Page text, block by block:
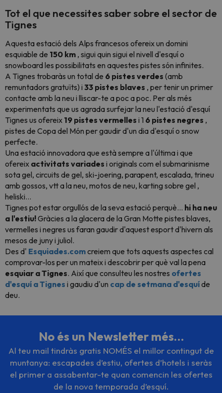
Tot el que necessites saber sobre el sector de
Tignes
Aquesta estació dels Alps francesos ofereix un domini
esquiable de 150 km , sigui quin sigui el nivell d'esquí o
snowboard les possibilitats en aquestes pistes són infinites.
A Tignes trobaràs un total de 6 pistes verdes (amb
remuntadors gratuïts) i 33 pistes blaves , per tenir un primer
contacte amb la neu i lliscar-te a poc a poc. Per als més
experimentats que us agrada surfejar la neu l'estació d'esquí
Tignes us ofereix 19 pistes vermelles i 1 6 pistes negres ,
pistes de Copa del Món per gaudir d'un dia d'esquí o snow
perfecte.
Una estació innovadora que està sempre a l'última i que
ofereix activitats variades i originals com el submarinisme
sota gel, circuits de gel, ski-joering, parapent, escalada, trineu
amb gossos, vtt a la neu, motos de neu, karting sobre gel ,
heliski…
Tignes pot estar orgullós de la seva estació perquè... hi ha neu
a l'estiu!Gràcies a la glacera de la Gran Motte pistes blaves,
vermelles i negres us faran gaudir d'aquest esport d'hivern als
mesos de juny i juliol.
Des d' Esquiades.comcreiem que tots aquests aspectes cal
comprovar-los per un mateix i descobrir per què val la pena
esquiar a Tignes. Així que consulteu les nostres ofertes
d'esquí a Tignes i gaudiu d'un cap de setmana d'esquíde
deu.
No és un Newsletter més…
Al teu mail tindràs gratis NOMÉS el millor contingut de
muntanya: escapades d’estiu, ofertes d’hotels i seràs
el primer a assabentar-te quan comencin les ofertes
de la nova temporada d’esquí.